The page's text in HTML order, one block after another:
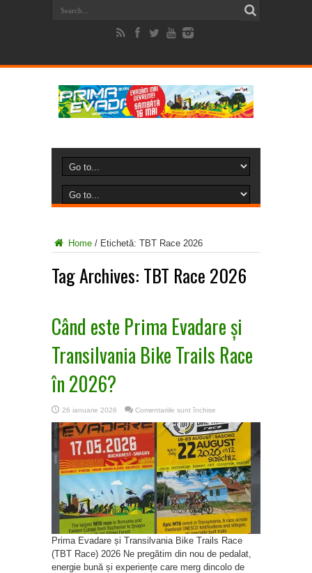
Home / Etichetă: TBT Race 2026
Tag Archives: TBT Race 2026
Când este Prima Evadare și
Transilvania Bike Trails Race
în 2026?
26 ianuarie 2026 Comentariile sunt închise
este
Prima
Evadare
și
Transilvania
Bike
Trails
Race
în
2026?
Prima Evadare și Transilvania Bike Trails Race
(TBT Race) 2026 Ne pregătim din nou de pedalat,
energie bună și experiențe care merg dincolo de